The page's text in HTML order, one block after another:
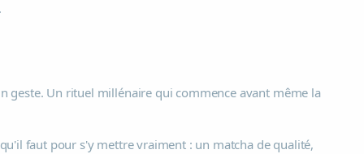
geste. Un rituel millénaire qui commence avant même la
faut pour s'y mettre vraiment : un matcha de qualité,